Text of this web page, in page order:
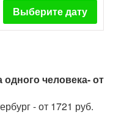
Выберите дату
человека- от
- от 1721 руб.